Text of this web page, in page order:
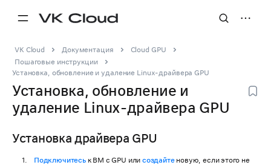
VK Cloud Документация
Cloud GPU
Пошаговые инструкции
Установка, обновление и удаление Linux-драйвера GPU
Установка, обновление и
удаление Linux-драйвера GPU
Установка драйвера GPU
Подключитеськ ВМ с GPU или создайтеновую, если этого не